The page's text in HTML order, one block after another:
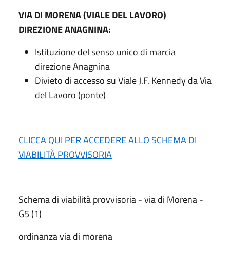
VIA DI MORENA (VIALE DEL LAVORO)
DIREZIONE ANAGNINA:
Istituzione del senso unico di marcia
direzione Anagnina
Divieto di accesso su Viale J.F. Kennedy da Via
del Lavoro (ponte)
CLICCA QUI PER ACCEDERE ALLO SCHEMA DI
VIABILITÀ PROVVISORIA
Schema di viabilità provvisoria - via di Morena -
G5 (1)
ordinanza via di morena